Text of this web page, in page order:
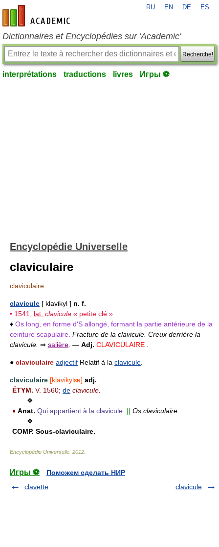
fr-academic.com
RU EN DE ES
Dictionnaires et Encyclopédies sur 'Academic'
Recherche!
interprétations traductions livres Игры ⚽
Encyclopédie Universelle
claviculaire
claviculaire
clavicule [ klavikyl ] n. f.
• 1541; lat. clavicula « petite clé »
♦ Os long, en forme d'S allongé, formant la partie antérieure de la
ceinture scapulaire. Fracture de la clavicule. Creux derrière la
clavicule. ⇒ salière — Adj. CLAVICULAIRE
● claviculaire adjectif Relatif à la clavicule
claviculaire [klavikylɛʀ] adj.
ÉTYM. V. 1560; de clavicule.
❖
♦ Anat. Qui appartient à la clavicule. || Os claviculaire.
❖
COMP. Sous-claviculaire.
Encyclopédie Universelle 2012
Игры ⚽
Поможем сделать НИР
clavette
clavicule